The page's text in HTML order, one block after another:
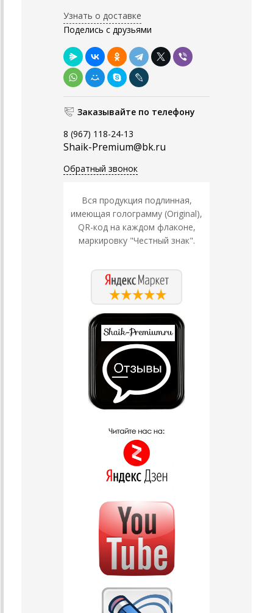
Узнать о доставке
Поделись с друзьями
Заказывайте по телефону
8 (967) 118-24-13
Shaik-Premium@bk.ru
Обратный звонок
Вся продукция подлинная,
имеющая голограмму (Original),
QR-код на каждом флаконе,
маркировку "Честный знак".